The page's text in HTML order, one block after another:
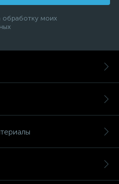
обработку моих